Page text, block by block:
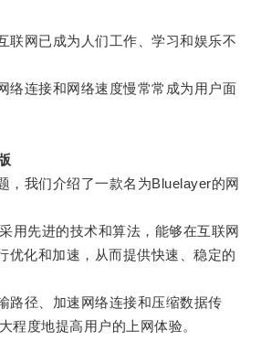
网已成为人们工作、学习和娱乐不
连接和网络速度慢常常成为用户面
我们介绍了一款名为Bluelayer的网
先进的技术和算法，能够在互联网
优化和加速，从而提供快速、稳定的
径、加速网络连接和压缩数据传
程度地提高用户的上网体验。